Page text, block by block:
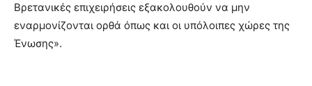
Βρετανικές επιχειρήσεις εξακολουθούν να μην
εναρμονίζονται ορθά όπως και οι υπόλοιπες χώρες της
Ένωσης».